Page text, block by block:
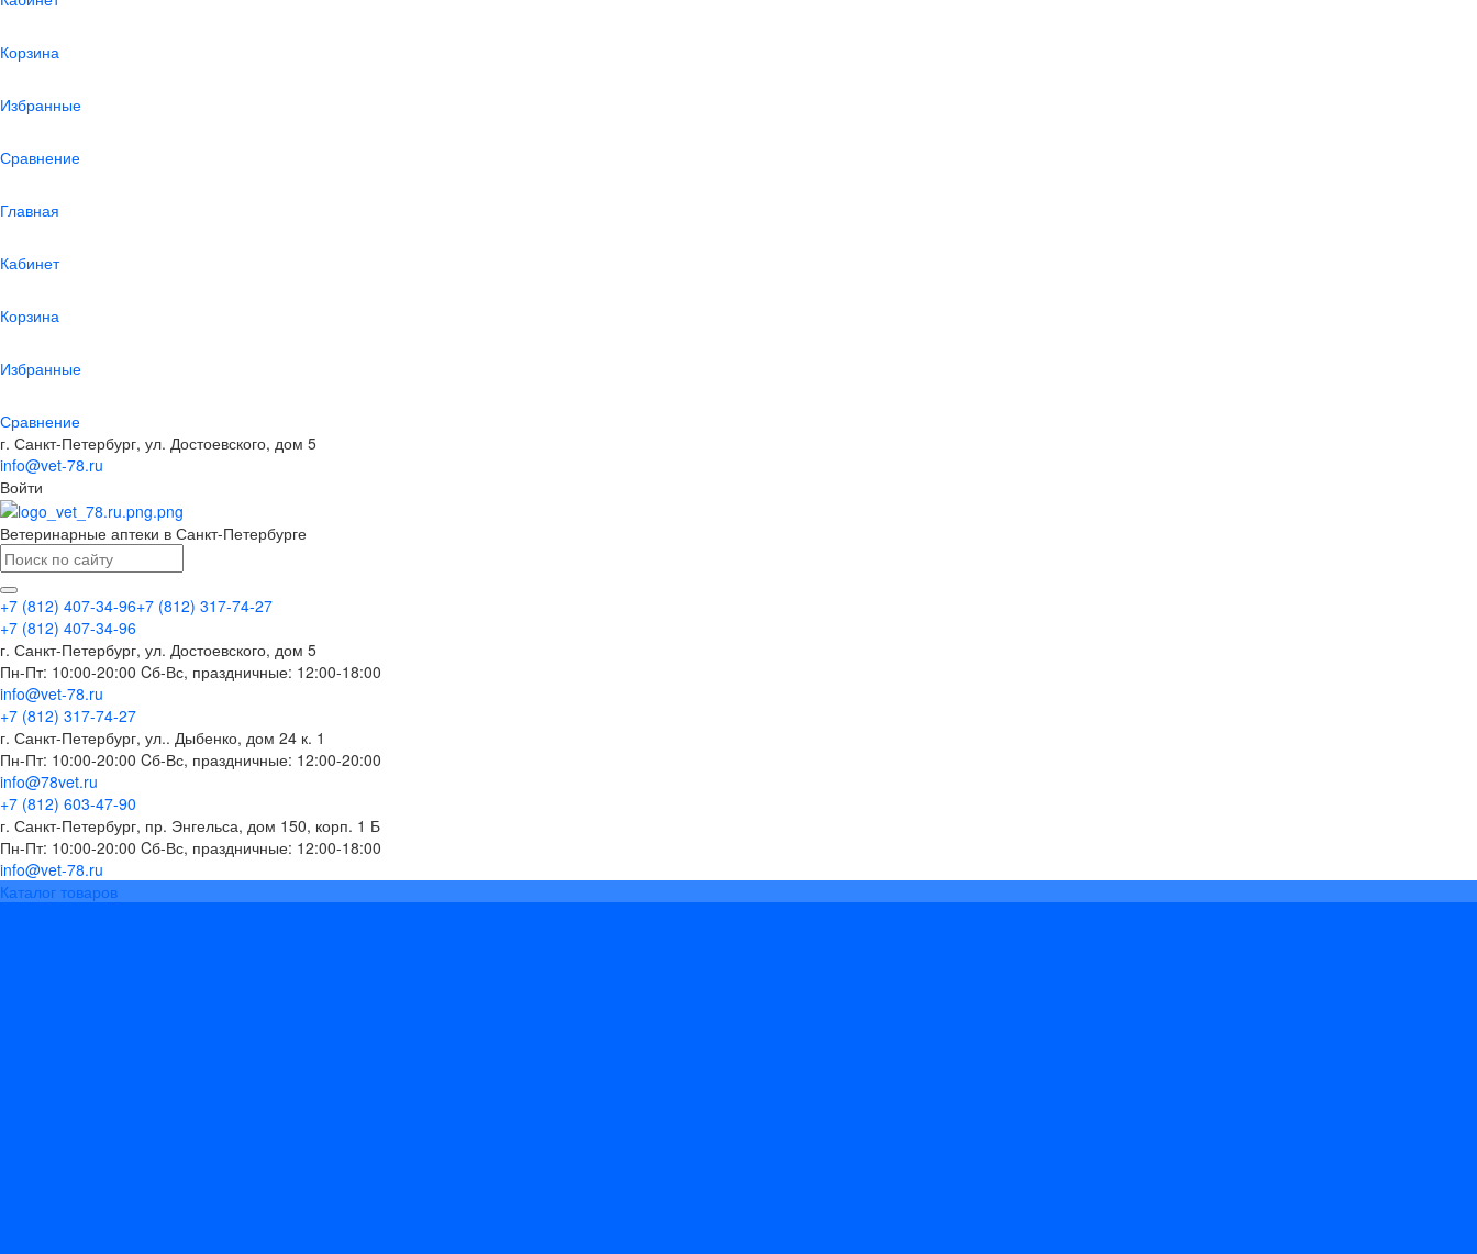
Корзина
Избранные
Сравнение
Главная
Кабинет
Корзина
Избранные
Сравнение
г. Санкт-Петербург, ул. Достоевского, дом 5
info@vet-78.ru
Войти
Ветеринарные аптеки в Санкт-Петербурге
+7 (812) 407-34-96+7 (812) 317-74-27
+7 (812) 407-34-96
г. Санкт-Петербург, ул. Достоевского, дом 5
Пн-Пт: 10:00-20:00 Cб-Вс, праздничные: 12:00-18:00
info@vet-78.ru
+7 (812) 317-74-27
г. Санкт-Петербург, ул.. Дыбенко, дом 24 к. 1
Пн-Пт: 10:00-20:00 Cб-Вс, праздничные: 12:00-20:00
info@78vet.ru
+7 (812) 603-47-90
г. Санкт-Петербург, пр. Энгельса, дом 150, корп. 1 Б
Пн-Пт: 10:00-20:00 Cб-Вс, праздничные: 12:00-18:00
info@vet-78.ru
Каталог товаров